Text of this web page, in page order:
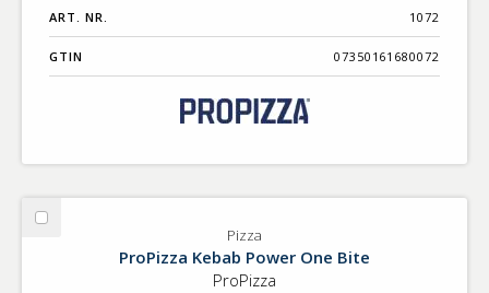
ART. NR. 1072
GTIN 07350161680072
Välj
Pizza
ProPizza Kebab Power One Bite
ProPizza